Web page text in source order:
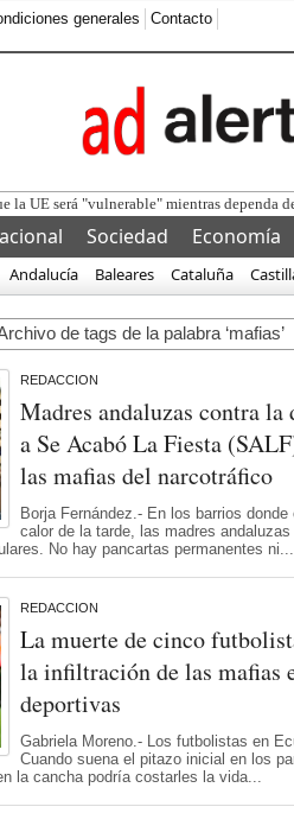
generales Contacto
Sociedad Economía
Andalucía Baleares Cataluña
de tags de la palabra ‘mafias’
REDACCION
Madres andaluzas contra la
a Se Acabó La Fiesta
las mafias del narcotráfico
Borja Fernández.- En los barrios
calor de la tarde, las madres
No hay pancartas permanentes ni...
REDACCION
La muerte de cinco
la infiltración de las mafias
deportivas
Gabriela Moreno.- Los futbolistas en
Cuando suena el pitazo inicial en los
la cancha podría costarles la vida...